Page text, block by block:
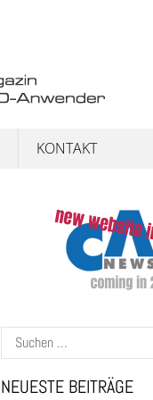
KONTAKT
Suchen
nach:
NEUESTE BEITRÄGE